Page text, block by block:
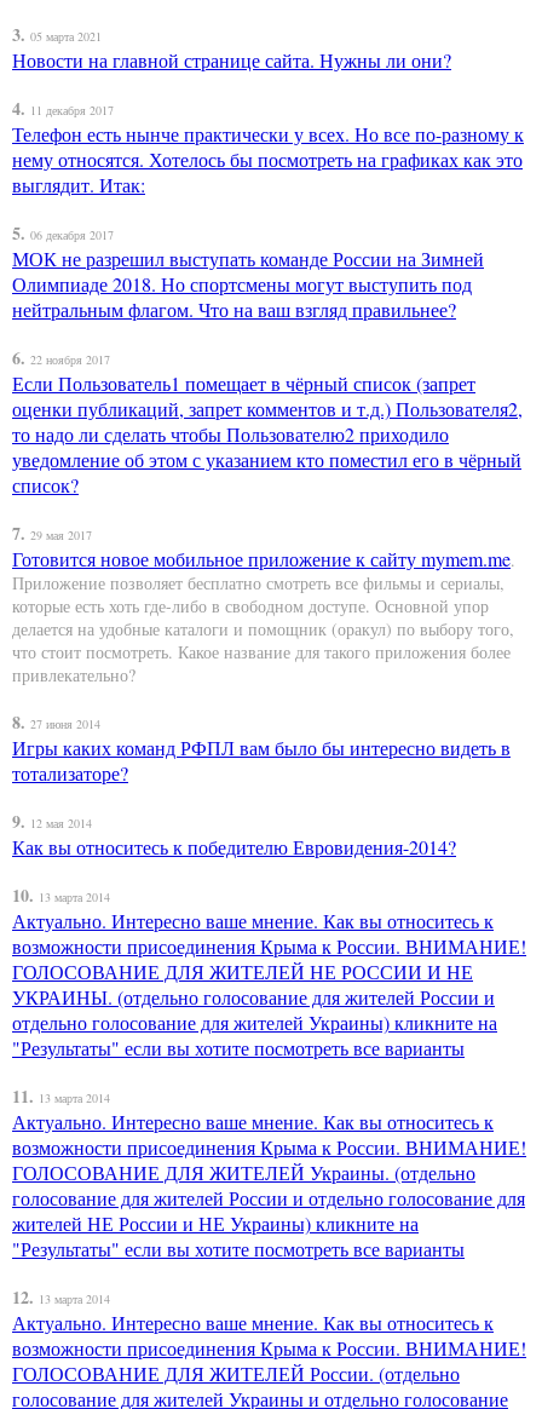
3. 05 марта 2021
Новости на главной странице сайта. Нужны ли они?
4. 11 декабря 2017
Телефон есть нынче практически у всех. Но все по-разному к
нему относятся. Хотелось бы посмотреть на графиках как это
выглядит. Итак:
5. 06 декабря 2017
МОК не разрешил выступать команде России на Зимней
Олимпиаде 2018. Но спортсмены могут выступить под
нейтральным флагом. Что на ваш взгляд правильнее?
6. 22 ноября 2017
Если Пользователь1 помещает в чёрный список (запрет
оценки публикаций, запрет комментов и т.д.) Пользователя2,
то надо ли сделать чтобы Пользователю2 приходило
уведомление об этом с указанием кто поместил его в чёрный
список?
7. 29 мая 2017
Готовится новое мобильное приложение к сайтуmymem.me.
Приложение позволяет бесплатно смотреть все фильмы и сериалы,
которые есть хоть где-либо в свободном доступе. Основной упор
делается на удобные каталоги и помощник (оракул) по выбору того,
что стоит посмотреть. Какое название для такого приложения более
привлекательно?
8. 27 июня 2014
Игры каких команд РФПЛ вам было бы интересно видеть в
тотализаторе?
9. 12 мая 2014
Как вы относитесь к победителю Евровидения-2014?
10. 13 марта 2014
Актуально. Интересно ваше мнение. Как вы относитесь к
возможности присоединения Крыма к России. ВНИМАНИЕ!
ГОЛОСОВАНИЕ ДЛЯ ЖИТЕЛЕЙ НЕ РОССИИ И НЕ
УКРАИНЫ. (отдельно голосование для жителей России и
отдельно голосование для жителей Украины) кликните на
"Результаты" если вы хотите посмотреть все варианты
11. 13 марта 2014
Актуально. Интересно ваше мнение. Как вы относитесь к
возможности присоединения Крыма к России. ВНИМАНИЕ!
ГОЛОСОВАНИЕ ДЛЯ ЖИТЕЛЕЙ Украины. (отдельно
голосование для жителей России и отдельно голосование для
жителей НЕ России и НЕ Украины) кликните на
"Результаты" если вы хотите посмотреть все варианты
12. 13 марта 2014
Актуально. Интересно ваше мнение. Как вы относитесь к
возможности присоединения Крыма к России. ВНИМАНИЕ!
ГОЛОСОВАНИЕ ДЛЯ ЖИТЕЛЕЙ России. (отдельно
голосование для жителей Украины и отдельно голосование